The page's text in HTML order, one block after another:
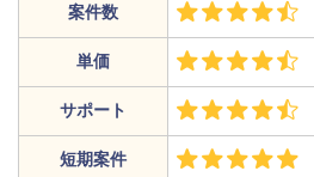
案件数
単価
サポート
短期案件